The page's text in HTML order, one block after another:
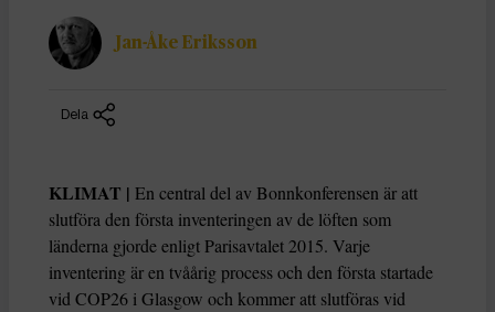
Jan-Åke Eriksson
Dela
KLIMAT | En central del av Bonnkonferensen är att
slutföra den första inventeringen av de löften som
länderna gjorde enligt Parisavtalet 2015. Varje
inventering är en tvåårig process och den första startade
vid COP26 i Glasgow och kommer att slutföras vid